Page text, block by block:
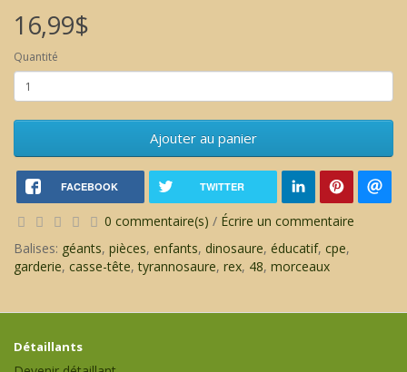
16,99$
Quantité
Ajouter au panier
FACEBOOK TWITTER
0 commentaire(s) / Écrire un commentaire
Balises: géants, pièces, enfants, dinosaure, éducatif, cpe,
garderie, casse-tête,tyrannosaure, rex, 48, morceaux
Détaillants